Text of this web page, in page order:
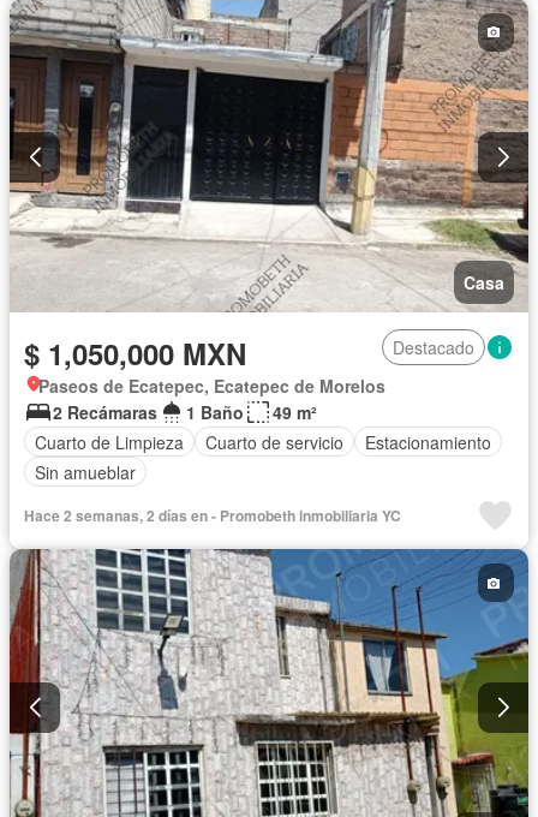
Casa
$ 1,050,000 MXN
Destacado
Paseos de Ecatepec, Ecatepec de Morelos
2 Recámaras
1 Baño
49 m²
Cuarto de Limpieza
Cuarto de servicio
Estacionamiento
Sin amueblar
Hace 2 semanas, 2 días en - Promobeth inmobiliaria YC